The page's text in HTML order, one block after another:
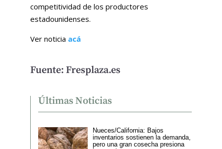
competitividad de los productores
estadounidenses.
Ver noticia acá
Fuente: Fresplaza.es
Últimas Noticias
Nueces/California: Bajos
inventarios sostienen la demanda,
pero una gran cosecha presiona